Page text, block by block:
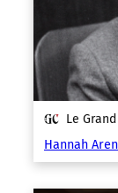
Le
Hannah